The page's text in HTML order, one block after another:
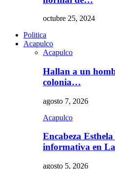
octubre 25, 2024
Politica
Acapulco
Acapulco
Hallan a un
colonia…
agosto 7, 2026
Acapulco
Encabeza
informativa en
agosto 5, 2026